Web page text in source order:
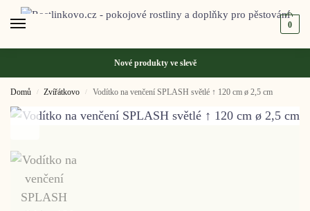
0
Nové produkty ve slevě
Domů / Zvířátkovo / Vodítko na venčení SPLASH světlé ↑ 120 cm ø 2,5 cm